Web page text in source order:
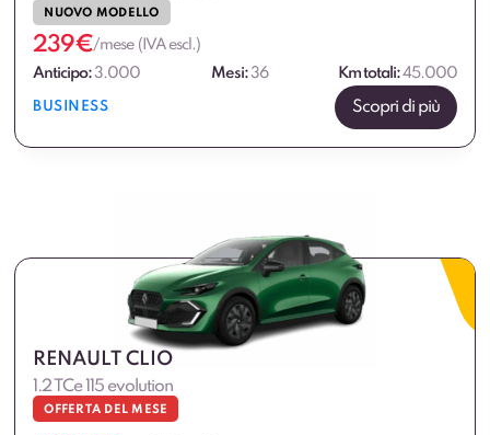
NUOVO MODELLO
239€/mese (IVA escl.)
Anticipo:3.000 Mesi:36 Km totali:45.000
BUSINESS Scopri di più
RENAULT CLIO
1.2 TCe 115 evolution
OFFERTA DEL MESE